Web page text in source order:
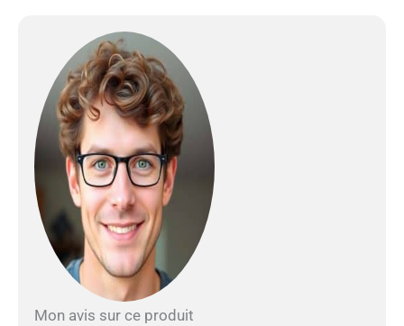
plein air ; ② 4 piquets de tente pour protéger du
vent plus stable sur l'herbe ou la plage pour le
camping en plein air ; ③ Sac de rangement à
ranger une fois plié, peut toujours être utilisé
comme litière pour chat ; ④ Bandoulière
rembourrée et antidérapante réglable. Aéré et
lavable : ① Le sac de transport pour chien de
grande taille dispose d'une fenêtre en maille
respirante et anti-rayures sur les 4 côtés ; ② Tapis
lavable avec un panneau dur pour tenir debout à
l'intérieur ; ③ Les cages pour chien plus stables
ajoutent une feuille de plastique renforcée sur le
dessus et utilisent un matériau en acier plus solide
sur le cadre, ce qui peut empêcher la forme de
s'effondrer ; ④ 2 hamacs réglables pour chats.
Mon avis sur ce produit